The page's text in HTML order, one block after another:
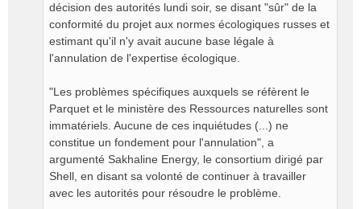
décision des autorités lundi soir, se disant "sûr" de la
conformité du projet aux normes écologiques russes et
estimant qu'il n'y avait aucune base légale à
l'annulation de l'expertise écologique.
"Les problèmes spécifiques auxquels se réfèrent le
Parquet et le ministère des Ressources naturelles sont
immatériels. Aucune de ces inquiétudes (...) ne
constitue un fondement pour l'annulation", a
argumenté Sakhaline Energy, le consortium dirigé par
Shell, en disant sa volonté de continuer à travailler
avec les autorités pour résoudre le problème.